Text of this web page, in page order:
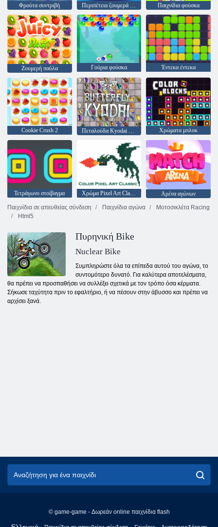
Φρούτα συντριβή Περιπέτεια ζουμερά μούρα Παιχνίδια φούσκα
Ζουμερή παύλα Γούρια φούσκα Έντεκα έντεκα
Cookie Crush 2 Πεταλούδα Kyodai HD Χρώματα μπλοκ
Τετράγωνο στοίβαγμα Χρώμα Pixel Art Classic
Αρένα αγώνων
Παιχνίδια σε απευθείας σύνδεση
Παιχνίδια αγώνα
Μοτοσικλέτα Racing
Html5
Πυρηνική Bike
Nuclear Bike
Συμπληρώστε όλα τα επίπεδα αυτού του αγώνα, το
συντομότερο δυνατό. Για καλύτερα αποτελέσματα,
θα πρέπει να προσπαθήσει να συλλέξει σχετικά με τον τρόπο όσα κέρματα.
Σήκωσε ταχύτητα πριν το εφαλτήριο, ή να πέσουν στην άβυσσο και πρέπει να
αρχίσει ξανά.
© game-game - Δωρεάν online παιχνίδια flash
English